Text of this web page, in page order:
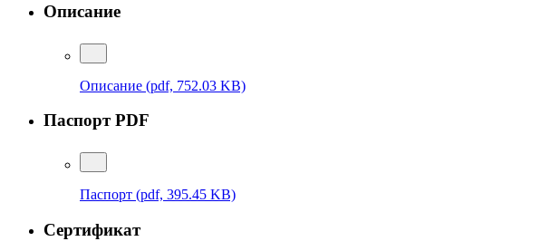
Описание
Описание (pdf, 752.03 KB)
Паспорт PDF
Паспорт (pdf, 395.45 KB)
Сертификат